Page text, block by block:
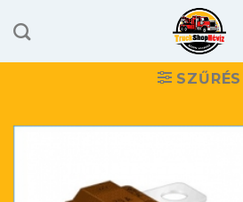
to
SZŰRÉS